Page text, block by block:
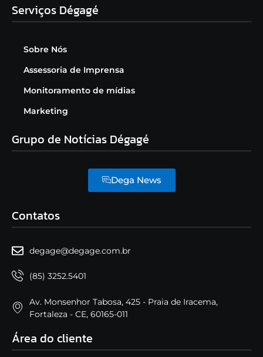
Serviços Dégagé
Sobre Nós
Assessoria de Imprensa
Monitoramento de mídias
Marketing
Grupo de Notícias Dégagé
Dega News
Contatos
degage@degage.com.br
(85) 3252.5401
Av. Monsenhor Tabosa, 425 - Praia de Iracema,
Fortaleza - CE, 60165-011
Área do cliente